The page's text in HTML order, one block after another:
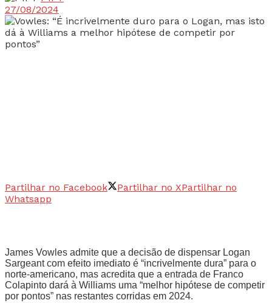
27/08/2024
Partilhar no Facebook Partilhar no XPartilhar no
Whatsapp
James Vowles admite que a decisão de dispensar Logan
Sargeant com efeito imediato é “incrivelmente dura” para o
norte-americano, mas acredita que a entrada de Franco
Colapinto dará à Williams uma “melhor hipótese de competir
por pontos” nas restantes corridas em 2024.